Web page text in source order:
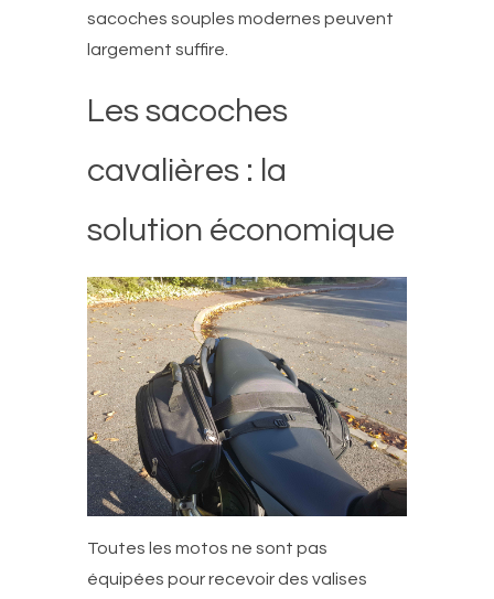
sacoches souples modernes peuvent
largement suffire.
Les sacoches
cavalières : la
solution économique
Toutes les motos ne sont pas
équipées pour recevoir des valises